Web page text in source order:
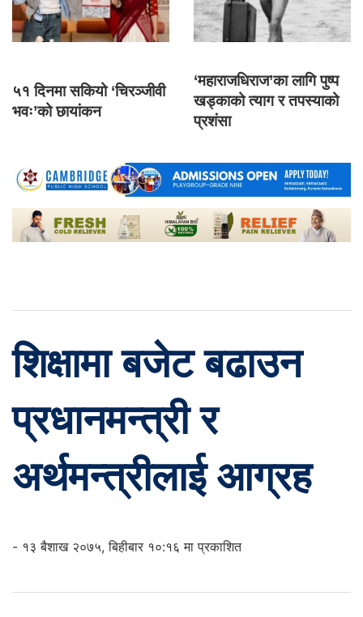
५१ दिनमा सकियो ‘चिरञ्जीवी
भवः’को छायांकन
‘महाराजधिराज’का लागि पुष्प
खड्काको त्याग र तपस्याको
प्रशंसा
शिक्षामा बजेट बढाउन
प्रधानमन्त्री र
अर्थमन्त्रीलाई आग्रह
- १३ बैशाख २०७५, बिहीबार १०:१६ मा प्रकाशित